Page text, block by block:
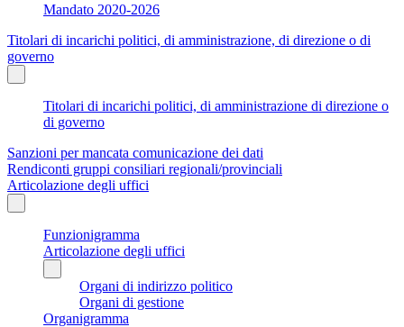
Mandato 2020-2026
Titolari di incarichi politici, di amministrazione, di direzione o di
governo
Titolari di incarichi politici, di amministrazione di direzione o
di governo
Sanzioni per mancata comunicazione dei dati
Rendiconti gruppi consiliari regionali/provinciali
Articolazione degli uffici
Funzionigramma
Articolazione degli uffici
Organi di indirizzo politico
Organi di gestione
Organigramma